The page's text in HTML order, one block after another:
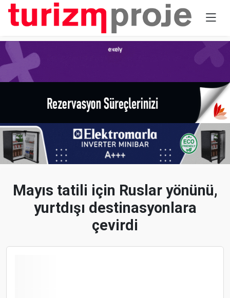
Mayıs tatili için Ruslar yönünü,
yurtdışı destinasyonlara
çevirdi